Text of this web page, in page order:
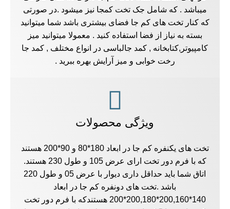
میباشد . که شامل جک تخت کمجا نیز میشود .در صورتی
که کنار تخت های کم جا فضای بیشتری باشد شما میتوانید
بسته به نیاز از فضا استفاده کنید . معمولا میتوانید میز
کامپیوتر,کتابخانه , کمد جالباسی در انواع مختلف , کمد جا
رخت خوابی و میز آرایش بهره ببرید .
ویژگی محصولات
تخت های یکنفره کم جا در ابعاد 180*80 و 90*200 هستند
که با فرم دور تخت ارای عرض 105 و طول 230 هستند.
اتاق شما باید حداقل داری دیوار با عرض 05 و طول 220
باشد .تخت های دونفره کم جا در ابعاد
140*200,160*200,180*200 هستندکه با فرم دور تخت